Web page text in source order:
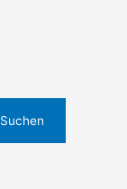
Suchen